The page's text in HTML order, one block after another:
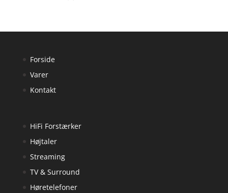
Forside
Varer
Kontakt
HiFi Forstærker
Højtaler
Streaming
TV & Surround
Høretelefoner